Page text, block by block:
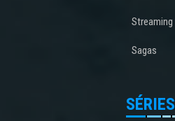
Streaming
Sagas
SÉRIES